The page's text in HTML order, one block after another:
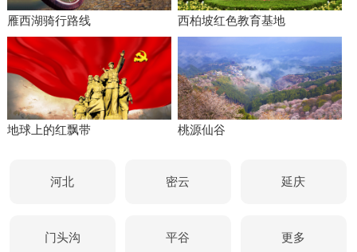
雁西湖骑行路线 西柏坡红色教育基地
地球上的红飘带 桃源仙谷
河北 密云 延庆
门头沟 平谷 更多